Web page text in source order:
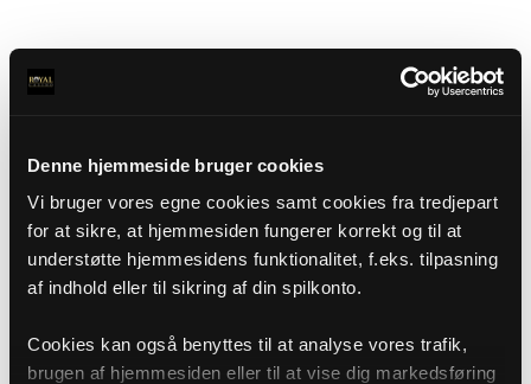
Denne hjemmeside bruger cookies
Vi bruger vores egne cookies samt cookies fra tredjepart
for at sikre, at hjemmesiden fungerer korrekt og til at
understøtte hjemmesidens funktionalitet, f.eks. tilpasning
af indhold eller til sikring af din spilkonto.
Cookies kan også benyttes til at analyse vores trafik,
brugen af hjemmesiden eller til at vise dig markedsføring